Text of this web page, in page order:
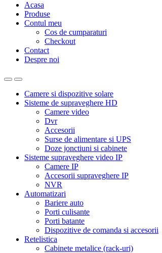
Acasa
Produse
Contul meu
Cos de cumparaturi
Checkout
Contact
Despre noi
Camere si dispozitive solare
Sisteme de supraveghere HD
Camere video
Dvr
Accesorii
Surse de alimentare si UPS
Doze jonctiuni si cabinete
Sisteme supraveghere video IP
Camere IP
Accesorii supraveghere IP
NVR
Automatizari
Bariere auto
Porti culisante
Porti batante
Dispozitive de comanda si accesorii
Retelistica
Cabinete metalice (rack-uri)